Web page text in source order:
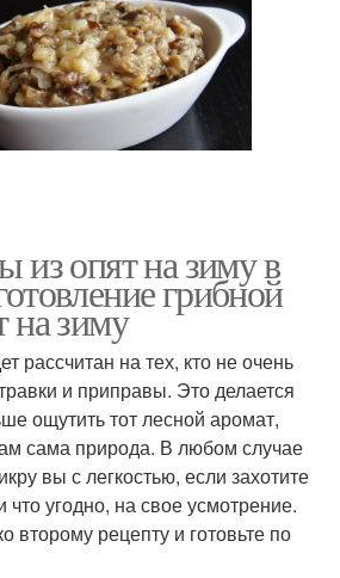
из опят на зиму в
грибной
на зиму
рассчитан на тех, кто не очень
и приправы. Это делается
ощутить тот лесной аромат,
сама природа. В любом случае
вы с легкостью, если захотите
угодно, на свое усмотрение.
второму рецепту и готовьте по